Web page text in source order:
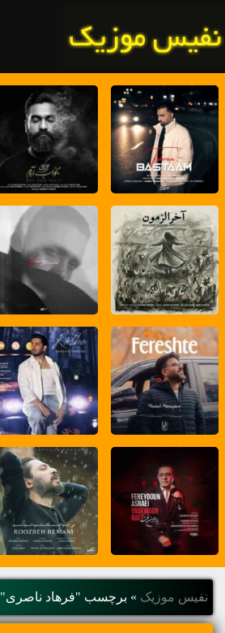
نفیس موزیک » برچسب "فرهاد ناصری"